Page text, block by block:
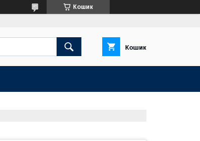
Кошик
Кошик